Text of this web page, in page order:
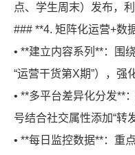
点、学生周末）发布，
### **4. 矩阵化运营+数
• **建立内容系列**：围
“运营干货第X期”），强
• **多平台差异化分发**
号结合社交属性添加“转
• **每日监控数据**：重